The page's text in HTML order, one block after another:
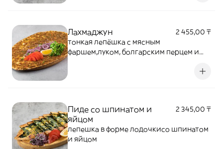
Лахмаджун
2 455,00 ₸
тонкая лепёшка с мясным
фаршем,луком, болгарским перцем и
Пиде со шпинатом и
яйцом
2 345,00 ₸
лепешка в форме лодочкисо шпинатом
и яйцом